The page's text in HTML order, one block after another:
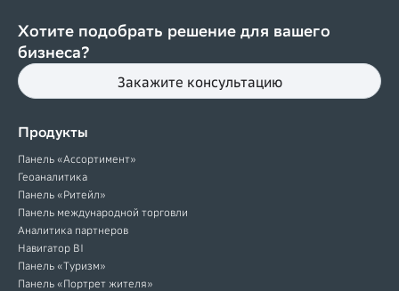
Хотите подобрать решение для вашего
бизнеса?
Закажите консультацию
Продукты
Панель «Ассортимент»
Геоаналитика
Панель «Ритейл»
Панель международной торговли
Аналитика партнеров
Навигатор BI
Панель «Туризм»
Панель «Портрет жителя»